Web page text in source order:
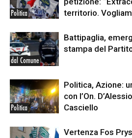
Politica
territorio.
dal Comune
Battipaglia,
stampa del
Politica
Politica, Azione:
con l’On.
Casciello
Vertenza Fos